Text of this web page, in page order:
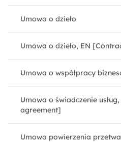
Umowa o dzieło
Umowa o dzieło, EN
Umowa o współpracy
Umowa o świadczenie
agreement]
Umowa powierzenia